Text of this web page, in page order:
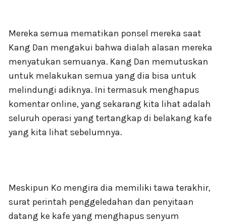
Mereka semua mematikan ponsel mereka saat
Kang Dan mengakui bahwa dialah alasan mereka
menyatukan semuanya. Kang Dan memutuskan
untuk melakukan semua yang dia bisa untuk
melindungi adiknya. Ini termasuk menghapus
komentar online, yang sekarang kita lihat adalah
seluruh operasi yang tertangkap di belakang kafe
yang kita lihat sebelumnya.
Meskipun Ko mengira dia memiliki tawa terakhir,
surat perintah penggeledahan dan penyitaan
datang ke kafe yang menghapus senyum